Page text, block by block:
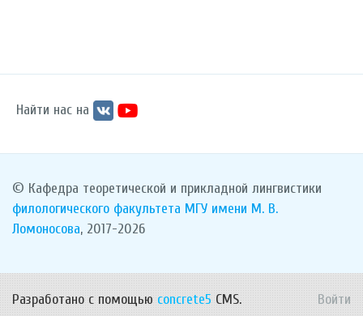
Найти нас на
© Кафедра теоретической и прикладной лингвистики
филологического факультета МГУ имени М. В.
Ломоносова, 2017-2026
Разработано с помощью concrete5 CMS. Войти